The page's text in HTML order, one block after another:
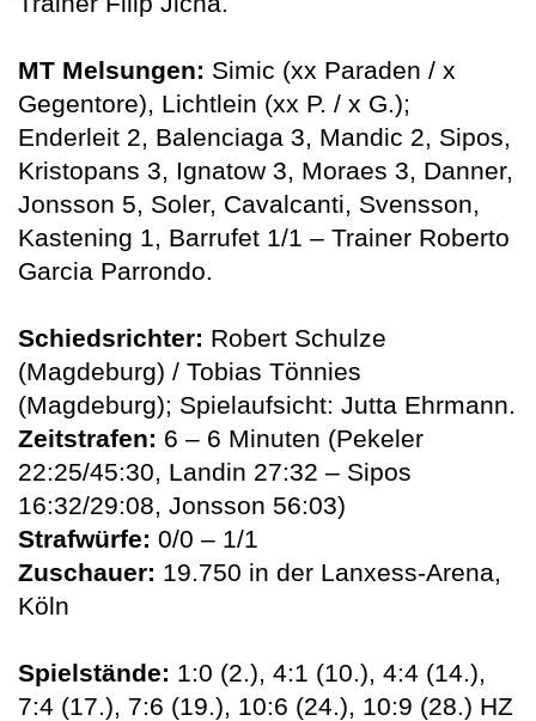
MT Melsungen: Simic (xx Paraden / x
Gegentore), Lichtlein (xx P. / x G.);
Enderleit 2, Balenciaga 3, Mandic 2, Sipos,
Kristopans 3, Ignatow 3, Moraes 3, Danner,
Jonsson 5, Soler, Cavalcanti, Svensson,
Kastening 1, Barrufet 1/1 – Trainer Roberto
Garcia Parrondo.
Schiedsrichter: Robert Schulze
(Magdeburg) / Tobias Tönnies
(Magdeburg); Spielaufsicht: Jutta Ehrmann.
Zeitstrafen: 6 – 6 Minuten (Pekeler
22:25/45:30, Landin 27:32 – Sipos
16:32/29:08, Jonsson 56:03)
Strafwürfe: 0/0 – 1/1
Zuschauer: 19.750 in der Lanxess-Arena,
Köln
Spielstände: 1:0 (2.), 4:1 (10.), 4:4 (14.),
7:4 (17.), 7:6 (19.), 10:6 (24.), 10:9 (28.) HZ